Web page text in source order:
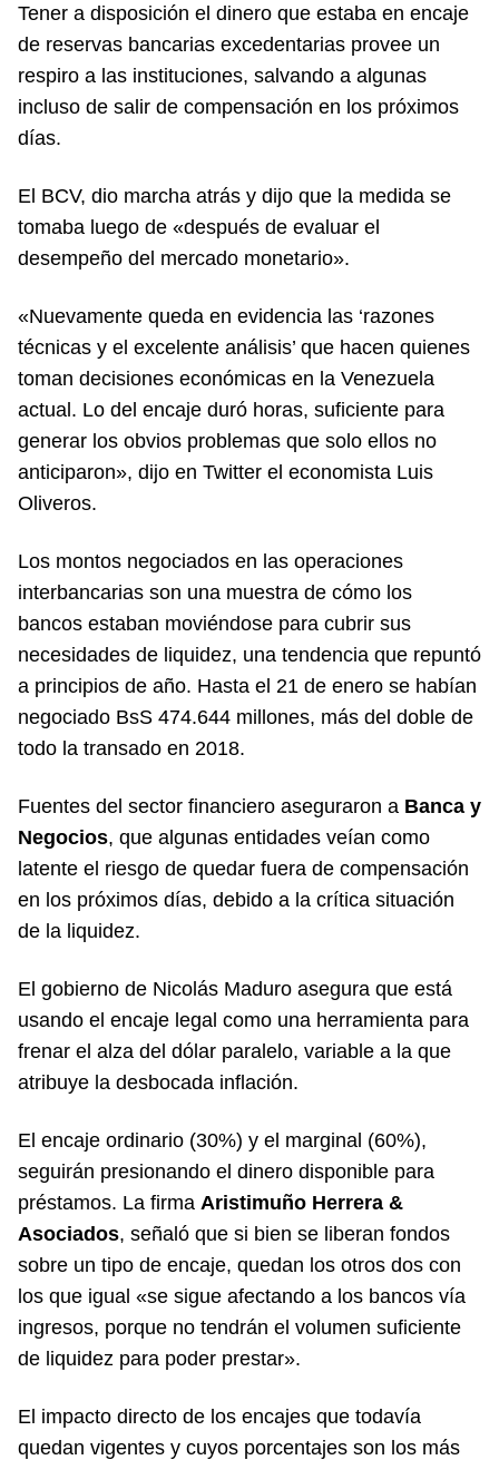
Tener a disposición el dinero que estaba en encaje
de reservas bancarias excedentarias provee un
respiro a las instituciones, salvando a algunas
incluso de salir de compensación en los próximos
días.
El BCV, dio marcha atrás y dijo que la medida se
tomaba luego de «después de evaluar el
desempeño del mercado monetario».
«Nuevamente queda en evidencia las ‘razones
técnicas y el excelente análisis’ que hacen quienes
toman decisiones económicas en la Venezuela
actual. Lo del encaje duró horas, suficiente para
generar los obvios problemas que solo ellos no
anticiparon», dijo en Twitter el economista Luis
Oliveros.
Los montos negociados en las operaciones
interbancarias son una muestra de cómo los
bancos estaban moviéndose para cubrir sus
necesidades de liquidez, una tendencia que repuntó
a principios de año. Hasta el 21 de enero se habían
negociado BsS 474.644 millones, más del doble de
todo la transado en 2018.
Fuentes del sector financiero aseguraron a Banca y
Negocios, que algunas entidades veían como
latente el riesgo de quedar fuera de compensación
en los próximos días, debido a la crítica situación
de la liquidez.
El gobierno de Nicolás Maduro asegura que está
usando el encaje legal como una herramienta para
frenar el alza del dólar paralelo, variable a la que
atribuye la desbocada inflación.
El encaje ordinario (30%) y el marginal (60%),
seguirán presionando el dinero disponible para
préstamos. La firma Aristimuño Herrera &
Asociados, señaló que si bien se liberan fondos
sobre un tipo de encaje, quedan los otros dos con
los que igual «se sigue afectando a los bancos vía
ingresos, porque no tendrán el volumen suficiente
de liquidez para poder prestar».
El impacto directo de los encajes que todavía
quedan vigentes y cuyos porcentajes son los más